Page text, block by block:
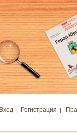
Вход | Регистрация |